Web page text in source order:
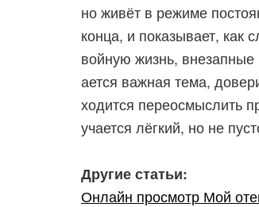
но живёт в режиме
конца, и показывает, как
войную жизнь, внезапные
ается важная тема,
ходится переосмыслить
учается лёгкий, но не
Другие статьи:
Онлайн просмотр Мой